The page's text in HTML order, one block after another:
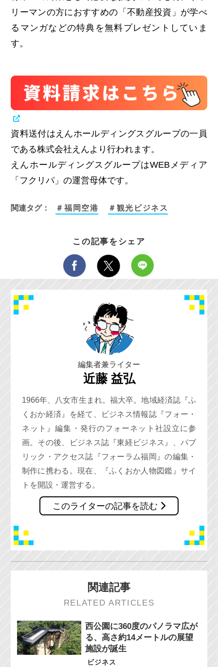
リーマンの方におすすめの「不動産投資」が学べ
るマンガなどの特典を無料プレゼントしていま
す。
資料送付はえんホールディングスグループの一員
である株式会社えんより行われます。
えんホールディングスグループはWEBメディア
「フクリパ」の運営母体です。
関連タグ： ＃福岡空港 ＃観光ビジネス
この記事をシェア
編集者兼ライター
近藤 益弘
1966年、八女市生まれ。福大卒。地域経済誌『ふ
くおか経済』を経て、ビジネス情報誌『フォー・
ネット』編集・発行のフォーネット社設立に参
画。その後、ビジネス誌『東経ビジネス』、パブ
リック・アクセス誌『フォーラム福岡』の編集・
制作に携わる。現在、『ふくおか人物図鑑』サイ
トを開設・運営する。
このライターの記事を読む
関連記事
RELATED ARTICLES
西公園に360度のパノラマ広が
る、高さ約14メートルの展望
施設が誕生
ビジネス